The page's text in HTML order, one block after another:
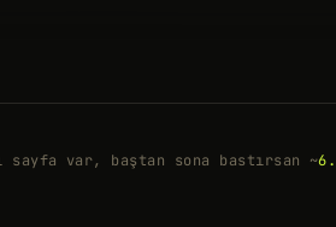
sayfa var, baştan sona bastırsan ~